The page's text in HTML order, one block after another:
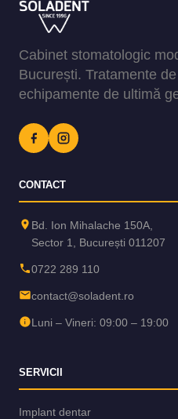
Cabinet stomatologic
București. Tratamente
echipamente de ultimă
CONTACT
Bd. Ion Mihalache 150A,
Sector 1, București 011207
0722 289 110
contact@soladent.ro
Luni – Vineri: 09:00 – 19:00
SERVICII
Implant dentar